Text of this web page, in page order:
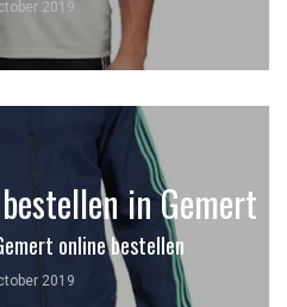
2019
in Gemert
online bestellen
2019